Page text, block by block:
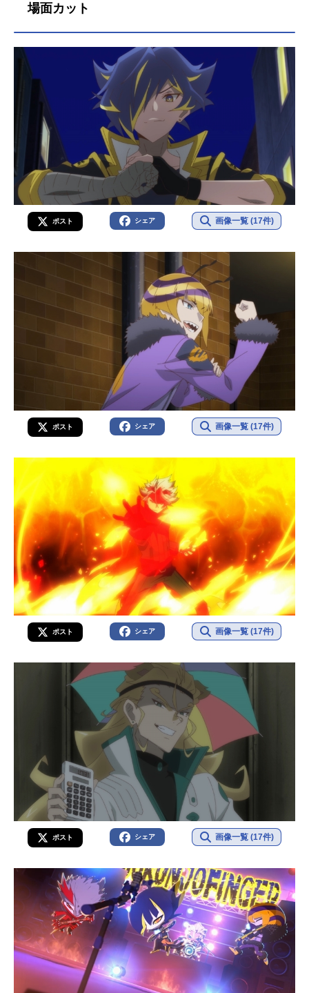
場面カット
ポスト シェア 画像一覧 (17件)
ポスト シェア 画像一覧 (17件)
ポスト シェア 画像一覧 (17件)
ポスト シェア 画像一覧 (17件)